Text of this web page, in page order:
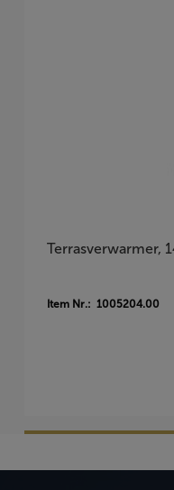
Terrasverwarmer,
Item Nr.: 1005204.00